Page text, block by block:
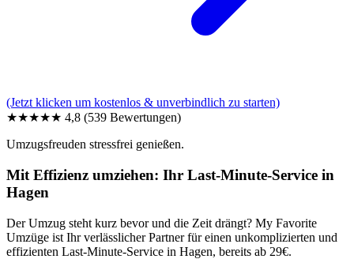
(Jetzt klicken um kostenlos & unverbindlich zu starten)
★★★★★ 4,8 (539 Bewertungen)
Umzugsfreuden stressfrei genießen.
Mit Effizienz umziehen: Ihr Last-Minute-Service in
Hagen
Der Umzug steht kurz bevor und die Zeit drängt? My Favorite
Umzüge ist Ihr verlässlicher Partner für einen unkomplizierten und
effizienten Last-Minute-Service in Hagen, bereits ab 29€.